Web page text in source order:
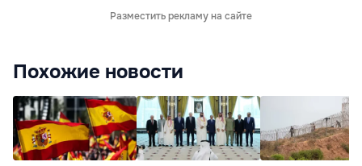
Разместить рекламу на сайте
Похожие новости